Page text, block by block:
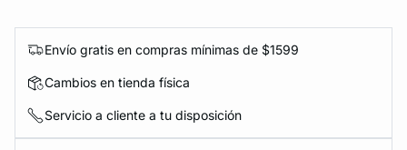
Envío gratis en compras mínimas de $1599
Cambios en tienda física
Servicio a cliente a tu disposición